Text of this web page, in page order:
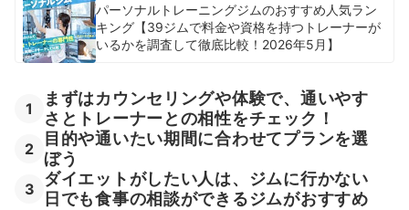
パーソナルトレーニングジムのおすすめ人気ラン
キング【39ジムで料金や資格を持つトレーナーが
いるかを調査して徹底比較！2026年5月】
1
まずはカウンセリングや体験で、通いやす
さとトレーナーとの相性をチェック！
2
目的や通いたい期間に合わせてプランを選
ぼう
3
ダイエットがしたい人は、ジムに行かない
日でも食事の相談ができるジムがおすすめ